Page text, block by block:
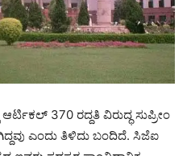
ಆರ್ಟಿಕಲ್ 370 ರದ್ದತಿ ವಿರುದ್ಧ ಸುಪ್ರೀಂ
ಎಂದು ತಿಳಿದು ಬಂದಿದೆ. ಸಿಜೆಐ